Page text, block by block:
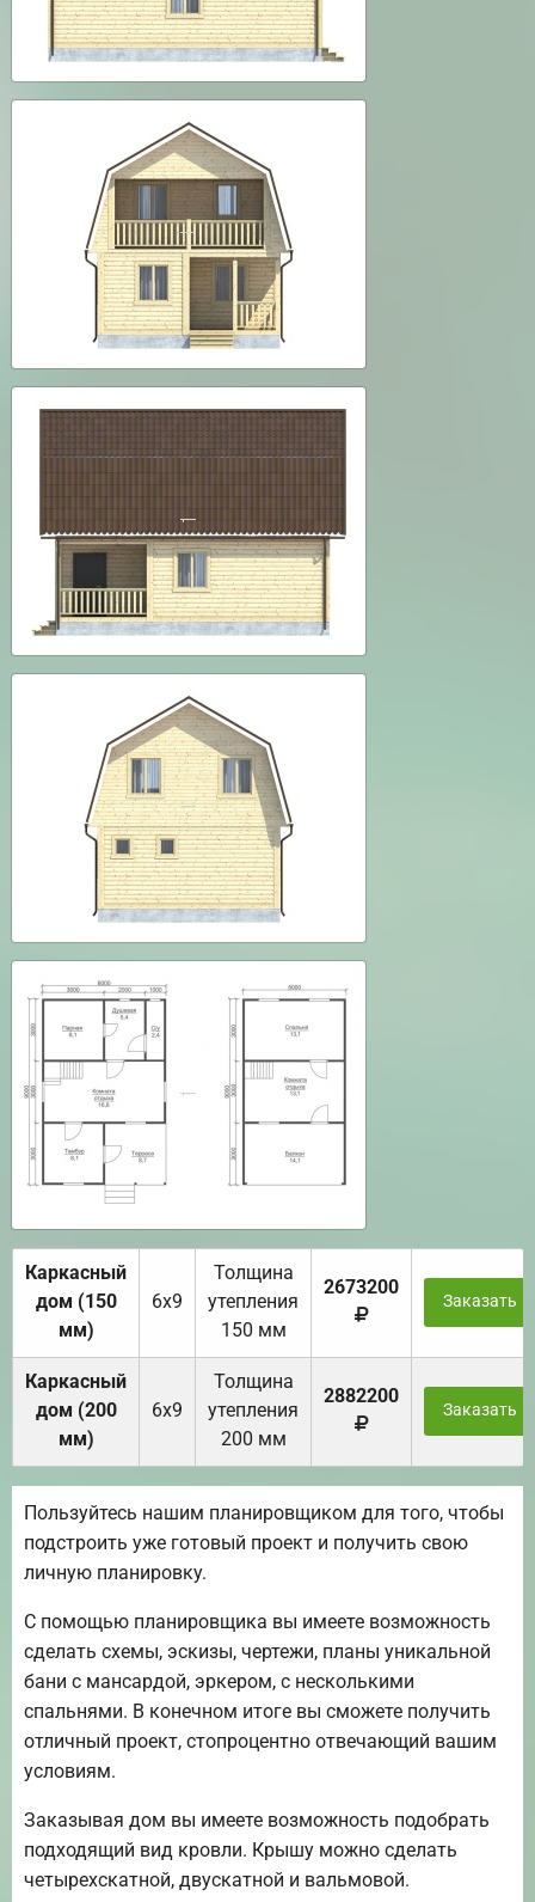
Каркасный
дом (150
мм)
6х9
Толщина
утепления
150 мм
2673200
Заказать
Каркасный
дом (200
мм)
6х9
Толщина
утепления
200 мм
2882200
Заказать
Пользуйтесь нашим планировщиком для того, чтобы
подстроить уже готовый проект и получить свою
личную планировку.
С помощью планировщика вы имеете возможность
сделать схемы, эскизы, чертежи, планы уникальной
бани с мансардой, эркером, с несколькими
спальнями. В конечном итоге вы сможете получить
отличный проект, стопроцентно отвечающий вашим
условиям.
Заказывая дом вы имеете возможность подобрать
подходящий вид кровли. Крышу можно сделать
четырехскатной, двускатной и вальмовой.